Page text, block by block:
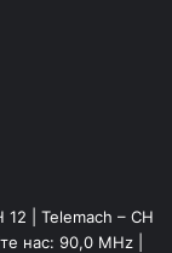
12 | Telemach – CH
нас: 90,0 MHz |